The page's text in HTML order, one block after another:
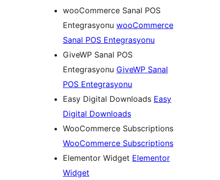
wooCommerce Sanal POS
Entegrasyonu wooCommerce
Sanal POS Entegrasyonu
GiveWP Sanal POS
Entegrasyonu GiveWP Sanal
POS Entegrasyonu
Easy Digital Downloads Easy
Digital Downloads
WooCommerce Subscriptions
WooCommerce Subscriptions
Elementor Widget Elementor
Widget